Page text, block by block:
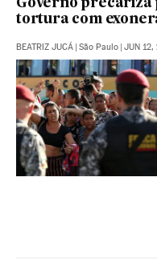
Governo precariza
tortura com
BEATRIZ JUCÁ | São Paulo | JUN 12,